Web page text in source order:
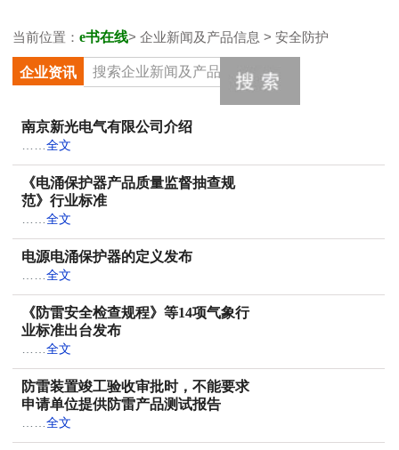
当前位置：e书在线> 企业新闻及产品信息 > 安全防护
企业资讯
南京新光电气有限公司介绍
……全文
《电涌保护器产品质量监督抽查规
范》行业标准
……全文
电源电涌保护器的定义发布
……全文
《防雷安全检查规程》等14项气象行
业标准出台发布
……全文
防雷装置竣工验收审批时，不能要求
申请单位提供防雷产品测试报告
……全文